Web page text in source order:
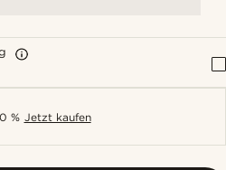
% Jetzt kaufen